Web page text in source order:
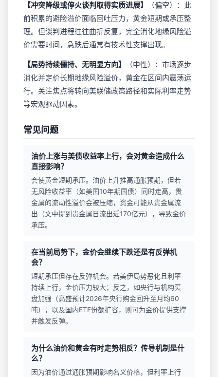
【冲突降级或停火谈判取得实质进展】
（偏空）：此
前积累的避险溢价面临回吐压力，黄金短期或承压整
理。但谈判进程往往曲折反复，完全消化地缘风险溢
价需要时间，急跌后通常有技术性支撑出现。
【局势持续僵持、无明显方向】
（中性）：市场逐步
消化并定价长期地缘风险溢价，黄金在区间内震荡运
行。关注焦点将转向美联储政策路径和实际利率走势
等宏观驱动因素。
常见问题
油价上涨与美债收益率上行，会对黄金造成什么
直接影响？
会使黄金短期承压。油价上升推高通胀预期，但若
无风险收益率（如美国10年期国债）同时走高，贵
金属的流动性溢价会被压缩，资金可能从贵金属流
出（文中提到贵金属日流出近170亿元），导致金价
承压。
在当前局势下，金价会继续下跌还是有反弹机
会？
短期承压但存在反弹机会。若美伊局势恶化且利率
持续上行，金价压力较大；反之，如央行与机构买
盘加强（高盛预计2026年央行购金回升至月均60
吨），以及国内ETF份额扩容，则可为金价提供支撑
并触发反弹。
为什么油价和黄金有时走势相反？传导机制是什
么？
因为油价通过通胀预期影响名义价格，但利率上行